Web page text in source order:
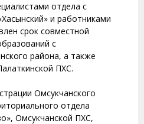
отдела с
и работниками
срок совместной
с
района, а также
ПХС.
Омсукчанского
отдела
Омсукчанской ПХС,